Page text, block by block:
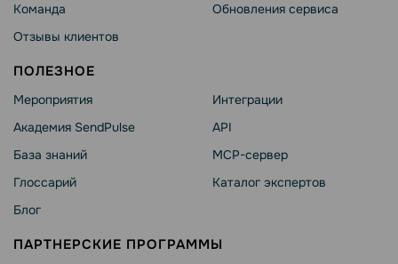
Команда
Отзывы клиентов
Обновления сервиса
ПОЛЕЗНОЕ
Мероприятия
Академия SendPulse
База знаний
Глоссарий
Блог
Интеграции
API
MCP-сервер
Каталог экспертов
ПАРТНЕРСКИЕ ПРОГРАММЫ